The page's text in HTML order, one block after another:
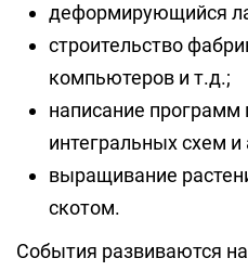
деформирующийся
строительство
компьютеров и т.д.;
написание
интегральных схем
выращивание
скотом.
События развиваются